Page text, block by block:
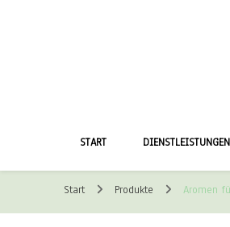
START DIENSTLEISTUNGEN
Start Produkte Aromen